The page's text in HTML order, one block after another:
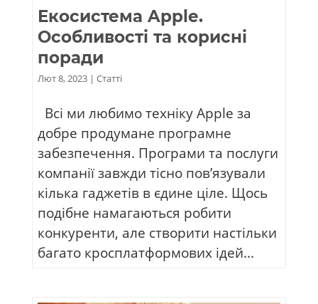
Екосистема Apple.
Особливості та корисні
поради
Лют 8, 2023| Статті
Всі ми любимо техніку Apple за
добре продумане програмне
забезпечення. Програми та послуги
компанії завжди тісно пов’язували
кілька гаджетів в єдине ціле. Щось
подібне намагаються робити
конкуренти, але створити настільки
багато кросплатформових ідей...